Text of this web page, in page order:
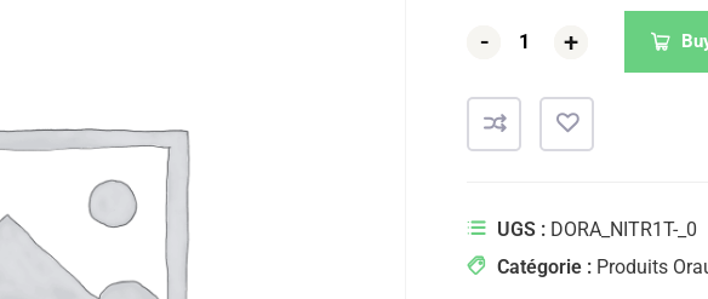
- +
- +
- +
UGS : DORA_NITR1T-_0
Catégorie : Produits